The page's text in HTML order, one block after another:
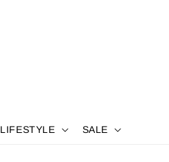
LIFESTYLE SALE